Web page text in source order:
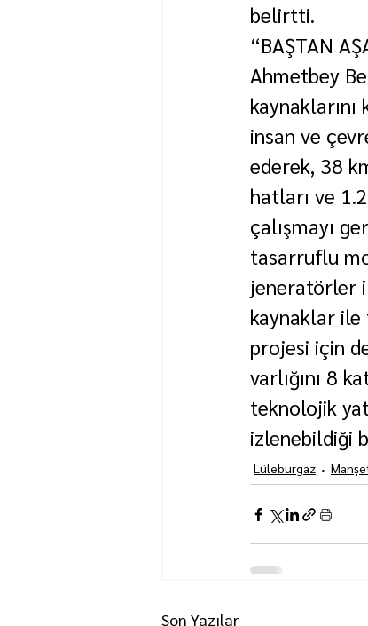
belirtti.
“BAŞTAN
Ahmetbey
insan ve
ederek, 38
hatları ve
çalışmayı
tasarruflu
jeneratörler
kaynaklar ile
projesi için
varlığını 8
teknolojik
izlenebildiği
Lüleburgaz
Son Yazılar